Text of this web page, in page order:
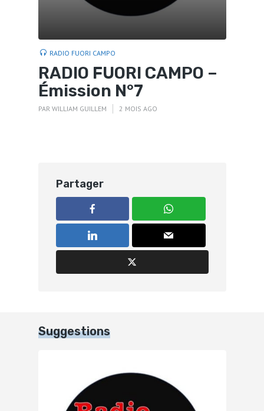
RADIO FUORI CAMPO
RADIO FUORI CAMPO –
Émission N°7
PAR WILLIAM GUILLEM 2 MOIS AGO
Partager
Suggestions